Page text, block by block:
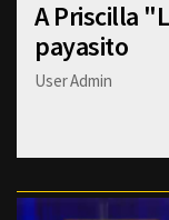
A Priscilla
payasito
User Admin